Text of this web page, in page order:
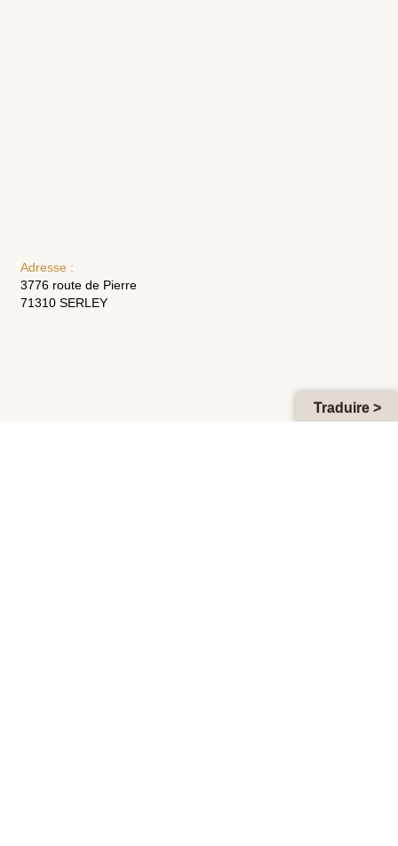
Adresse :
3776 route de Pierre
71310 SERLEY
Traduire >